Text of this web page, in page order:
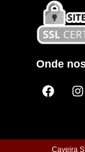
Onde
F
a
o
I
n
g
Caveira